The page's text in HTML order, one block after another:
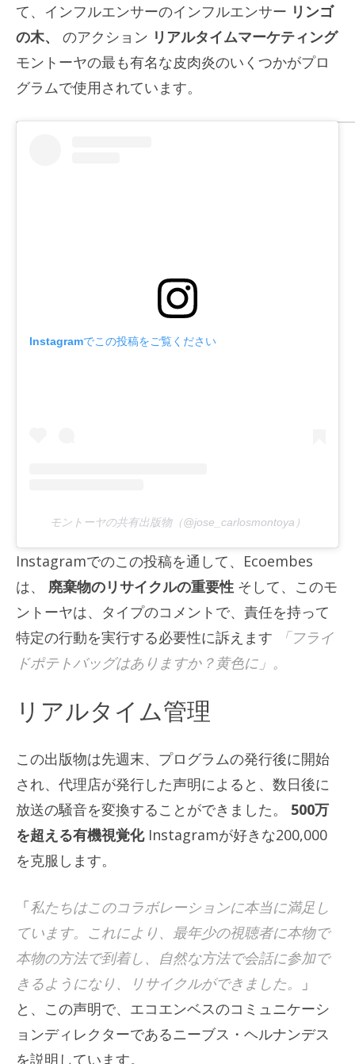
て、インフルエンサーのインフルエンサー リンゴ
の木、 のアクション リアルタイムマーケティング
モントーヤの最も有名な皮肉炎のいくつかがプロ
グラムで使用されています。
Instagramでこの投稿をご覧ください
モントーヤの共有出版物（@jose_carlosmontoya）
Instagramでのこの投稿を通して、Ecoembes
は、 廃棄物のリサイクルの重要性 そして、このモ
ントーヤは、タイプのコメントで、責任を持って
特定の行動を実行する必要性に訴えます 「フライ
ドポテトバッグはありますか？黄色に」。
リアルタイム管理
この出版物は先週末、プログラムの発行後に開始
され、代理店が発行した声明によると、数日後に
放送の騒音を変換することができました。 500万
を超える有機視覚化Instagramが好きな200,000
を克服します。
「私たちはこのコラボレーションに本当に満足し
ています。これにより、最年少の視聴者に本物で
本物の方法で到着し、自然な方法で会話に参加で
きるようになり、リサイクルができました。
」
と、この声明で、エコエンベスのコミュニケーシ
ョンディレクターであるニーブス・ヘルナンデス
を説明しています。